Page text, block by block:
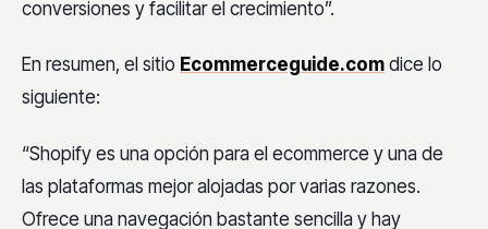
conversiones y facilitar el crecimiento”.
En resumen, el sitio Ecommerceguide.com dice lo
siguiente:
“Shopify es una opción para el ecommerce y una de
las plataformas mejor alojadas por varias razones.
Ofrece una navegación bastante sencilla y hay